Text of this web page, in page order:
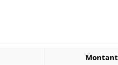
Montant